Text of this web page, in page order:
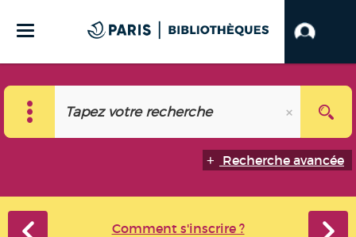
Recherche avancée
Comment s'inscrire ?